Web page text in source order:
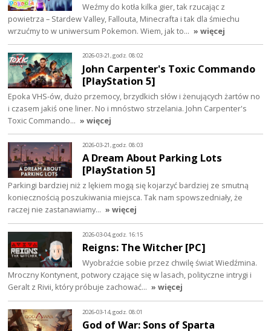
Weźmy do kotła kilka gier, tak rzucając z
powietrza – Stardew Valley, Fallouta, Minecrafta i tak dla śmiechu
wrzućmy to w uniwersum Pokemon. Wiem, jak to… » więcej
2026-03-21, godz. 08:02
John Carpenter's Toxic Commando
[PlayStation 5]
Epoka VHS-ów, dużo przemocy, brzydkich słów i żenujących żartów no
i czasem jakiś one liner. No i mnóstwo strzelania. John Carpenter's
Toxic Commando… » więcej
2026-03-21, godz. 08:03
A Dream About Parking Lots
[PlayStation 5]
Parkingi bardziej niż z lękiem mogą się kojarzyć bardziej ze smutną
koniecznością poszukiwania miejsca. Tak nam spowszedniały, że
raczej nie zastanawiamy… » więcej
2026-03-04, godz. 16:15
Reigns: The Witcher [PC]
Wyobraźcie sobie przez chwilę świat Wiedźmina.
Mroczny Kontynent, potwory czające się w lasach, polityczne intrygi i
Geralt z Rivii, który próbuje zachować… » więcej
2026-03-14, godz. 08:01
God of War: Sons of Sparta